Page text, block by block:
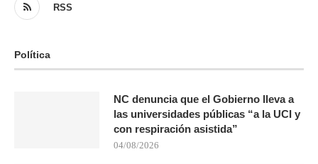
RSS
Política
NC denuncia que el Gobierno lleva a
las universidades públicas “a la UCI y
con respiración asistida”
04/08/2026